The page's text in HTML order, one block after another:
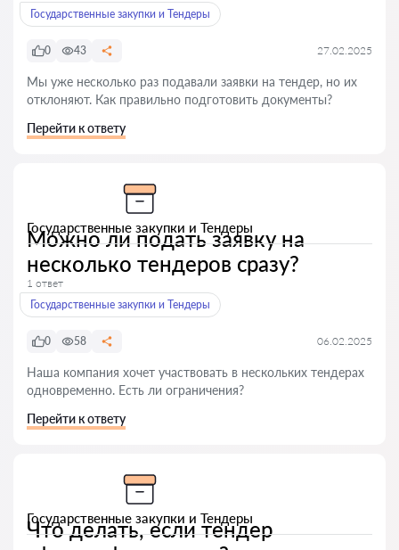
Государственные закупки и Тендеры
0 43 27.02.2025
Мы уже несколько раз подавали заявки на тендер, но их
отклоняют. Как правильно подготовить документы?
Перейти к ответу
Государственные закупки и Тендеры
Можно ли подать заявку на
несколько тендеров сразу?
1 ответ
Государственные закупки и Тендеры
0 58 06.02.2025
Наша компания хочет участвовать в нескольких тендерах
одновременно. Есть ли ограничения?
Перейти к ответу
Государственные закупки и Тендеры
Что делать, если тендер